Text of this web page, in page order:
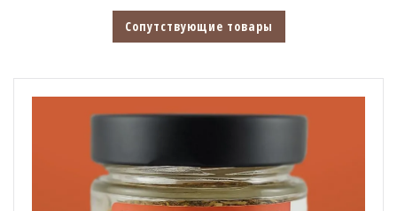
Сопутствующие товары